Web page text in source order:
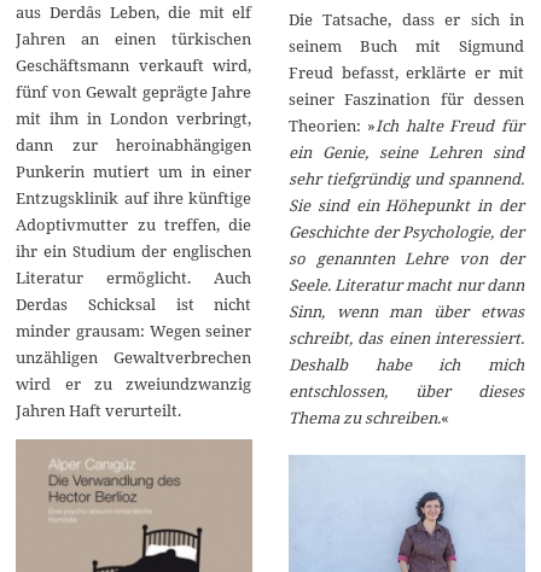
aus Derdâs Leben, die mit elf
Jahren an einen türkischen
Geschäftsmann verkauft wird,
fünf von Gewalt geprägte Jahre
mit ihm in London verbringt,
dann zur heroinabhängigen
Punkerin mutiert um in einer
Entzugsklinik auf ihre künftige
Adoptivmutter zu treffen, die
ihr ein Studium der englischen
Literatur ermöglicht. Auch
Derdas Schicksal ist nicht
minder grausam: Wegen seiner
unzähligen Gewaltverbrechen
wird er zu zweiundzwanzig
Jahren Haft verurteilt.
Die Tatsache, dass er sich in
seinem Buch mit Sigmund
Freud befasst, erklärte er mit
seiner Faszination für dessen
Theorien: »Ich halte Freud für
ein Genie, seine Lehren sind
sehr tiefgründig und spannend.
Sie sind ein Höhepunkt in der
Geschichte der Psychologie, der
so genannten Lehre von der
Seele. Literatur macht nur dann
Sinn, wenn man über etwas
schreibt, das einen interessiert.
Deshalb habe ich mich
entschlossen, über dieses
Thema zu schreiben.«